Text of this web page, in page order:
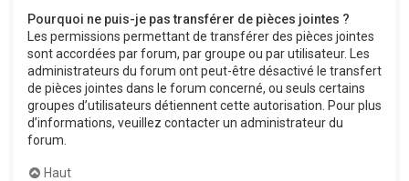
Pourquoi ne puis-je pas transférer de pièces jointes ?
Les permissions permettant de transférer des pièces jointes
sont accordées par forum, par groupe ou par utilisateur. Les
administrateurs du forum ont peut-être désactivé le transfert
de pièces jointes dans le forum concerné, ou seuls certains
groupes d’utilisateurs détiennent cette autorisation. Pour plus
d’informations, veuillez contacter un administrateur du
forum.
Haut